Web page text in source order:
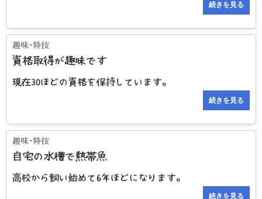
続きを見る
資格取得が趣味です
現在30ほどの資格を保持しています。
続きを見る
自宅の水槽で熱帯魚
高校から飼い始めて6年ほどになります。
続きを見る